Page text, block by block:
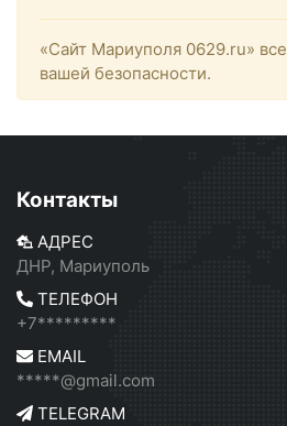
«Сайт Мариуполя 0629.ru»
вашей безопасности.
Контакты
АДРЕС
ДНР, Мариуполь
ТЕЛЕФОН
+7*********
EMAIL
*****@gmail.com
TELEGRAM